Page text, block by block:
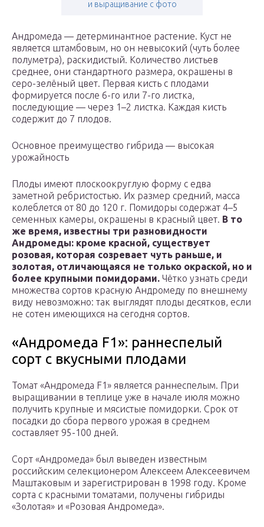
и выращивание с фото
Андромеда — детерминантное растение. Куст не
является штамбовым, но он невысокий (чуть более
полуметра), раскидистый. Количество листьев
среднее, они стандартного размера, окрашены в
серо-зелёный цвет. Первая кисть с плодами
формируется после 6-го или 7-го листка,
последующие — через 1–2 листка. Каждая кисть
содержит до 7 плодов.
Основное преимущество гибрида — высокая
урожайность
Плоды имеют плоскоокруглую форму с едва
заметной ребристостью. Их размер средний, масса
колеблется от 80 до 120 г. Помидоры содержат 4–5
семенных камеры, окрашены в красный цвет. В то
же время, известны три разновидности
Андромеды: кроме красной, существует
розовая, которая созревает чуть раньше, и
золотая, отличающаяся не только окраской, но и
более крупными помидорами. Чётко узнать среди
множества сортов красную Андромеду по внешнему
виду невозможно: так выглядят плоды десятков, если
не сотен имеющихся на сегодня сортов.
«Андромеда F1»: раннеспелый
сорт с вкусными плодами
Томат «Андромеда F1» является раннеспелым. При
выращивании в теплице уже в начале июля можно
получить крупные и мясистые помидорки. Срок от
посадки до сбора первого урожая в среднем
составляет 95-100 дней.
Сорт «Андромеда» был выведен известным
российским селекционером Алексеем Алексеевичем
Маштаковым и зарегистрирован в 1998 году. Кроме
сорта с красными томатами, получены гибриды
«Золотая» и «Розовая Андромеда».